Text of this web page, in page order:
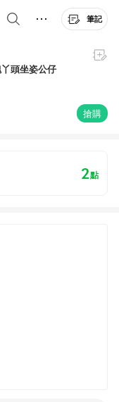
筆記
丫頭坐姿公仔
搶購
2點